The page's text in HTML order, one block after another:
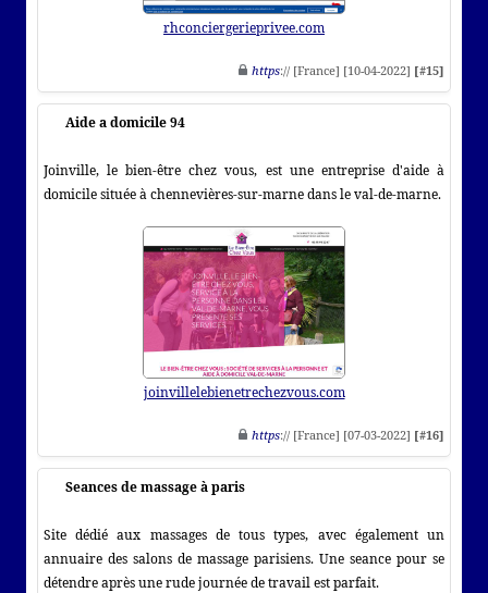
rhconciergerieprivee.com
https:// [France] [10-04-2022] [#15]
Aide a domicile 94
Joinville, le bien-être chez vous, est une entreprise d'aide à
domicile située à chennevières-sur-marne dans le val-de-marne.
joinvillelebienetrechezvous.com
https:// [France] [07-03-2022] [#16]
Seances de massage à paris
Site dédié aux massages de tous types, avec également un
annuaire des salons de massage parisiens. Une seance pour se
détendre après une rude journée de travail est parfait.